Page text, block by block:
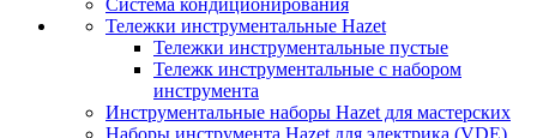
Система кондиционирования
Тележки инструментальные Hazet
Тележки инструментальные пустые
Тележк инструментальные с набором
инструмента
Инструментальные наборы Hazet для мастерских
Наборы инструмента Hazet для электрика (VDE)